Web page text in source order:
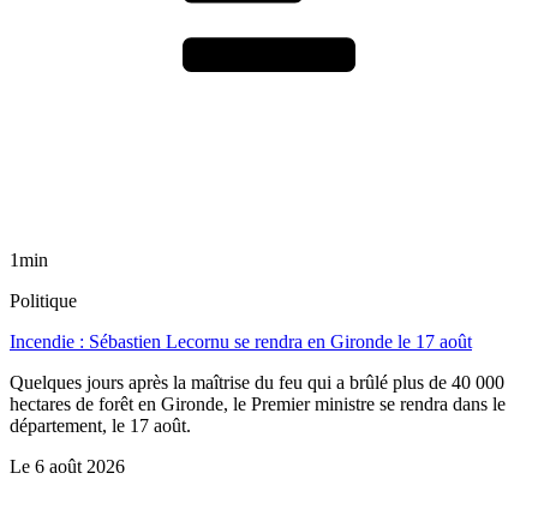
1min
Politique
Incendie : Sébastien Lecornu se rendra en Gironde le 17 août
Quelques jours après la maîtrise du feu qui a brûlé plus de 40 000
hectares de forêt en Gironde, le Premier ministre se rendra dans le
département, le 17 août.
Le 6 août 2026